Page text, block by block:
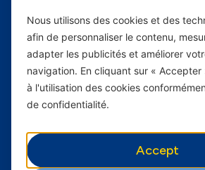
Yas en Afrique
Axian Telecom
Services
Fibre
Business
Nous utilisons des cookies et des
afin de personnaliser le contenu,
adapter les publicités et améliorer
navigation. En cliquant sur «
à l'utilisation des cookies
de confidentialité.
Accept